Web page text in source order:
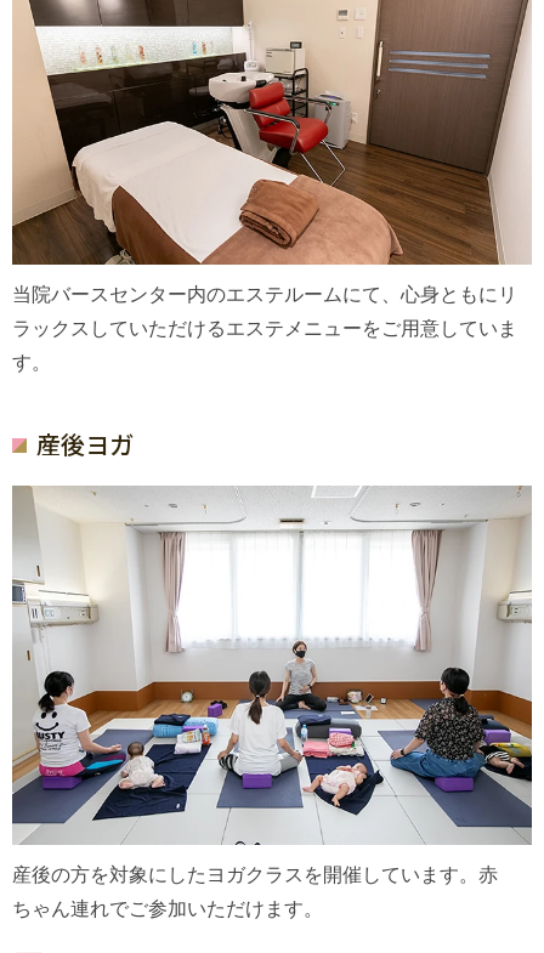
当院バースセンター内のエステルームにて、心身ともにリ
ラックスしていただけるエステメニューをご用意していま
す。
産後ヨガ
産後の方を対象にしたヨガクラスを開催しています。赤
ちゃん連れでご参加いただけます。